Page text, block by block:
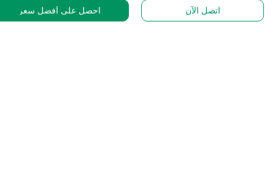
احصل على أفضل سعر اتصل الآن